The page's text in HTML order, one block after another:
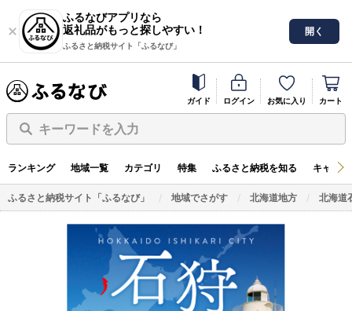
ふるなびアプリなら
返礼品がもっと探しやすい！
ふるさと納税サイト「ふるなび」
開く
ガイド ログイン お気に入り カート
キーワードを入力
ランキング 地域一覧 カテゴリ 特集 ふるさと納税を知る キャン
ふるさと納税サイト「ふるなび」 地域でさがす 北海道地方 北海道